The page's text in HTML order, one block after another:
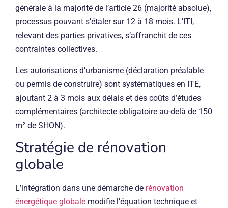
générale à la majorité de l’article 26 (majorité absolue),
processus pouvant s’étaler sur 12 à 18 mois. L’ITI,
relevant des parties privatives, s’affranchit de ces
contraintes collectives.
Les autorisations d’urbanisme (déclaration préalable
ou permis de construire) sont systématiques en ITE,
ajoutant 2 à 3 mois aux délais et des coûts d’études
complémentaires (architecte obligatoire au-delà de 150
m² de SHON).
Stratégie de rénovation
globale
L’intégration dans une démarche de rénovation
énergétique globale modifie l’équation technique et